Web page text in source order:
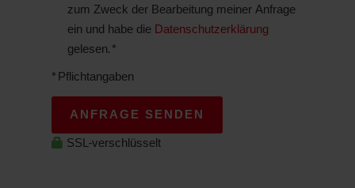
zum Zweck der Bearbeitung meiner Anfrage
ein und habe die Datenschutzerklärung
gelesen. *
* Pflichtangaben
ANFRAGE SENDEN
SSL-verschlüsselt